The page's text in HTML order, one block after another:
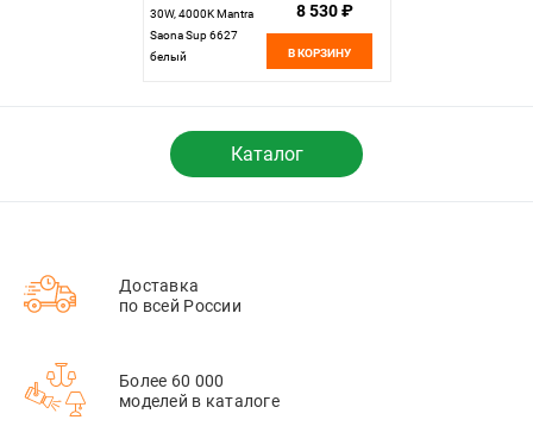
30W, 4000K Mantra
Saona Sup 6627
белый
8 530 ₽
В КОРЗИНУ
Каталог
Доставка
по всей России
Более 60 000
моделей в каталоге